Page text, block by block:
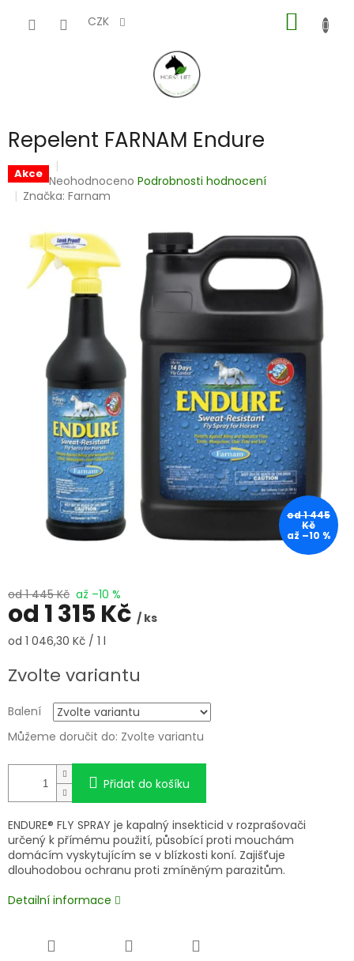
CZK
KOŠÍK
Repelent FARNAM Endure
Akce Průměrné
hodnocení
0,0
z
5
hvězdiček.
Neohodnoceno Podrobnosti hodnocení
Značka:Farnam
od 1 445
Kč
až –10 %
od 1 445 Kč až –10 %
od 1 315 Kč / ks
Měrná
od 1 046,30 Kč / 1 l
Zvolte variantu
Balení
Můžeme doručit do: Zvolte variantu
Přidat do košíku
ENDURE® FLY SPRAY je kapalný insekticid v rozprašovači
určený k přímému použití, působící proti mouchám
domácím vyskytujícím se v blízkosti koní. Zajišťuje
dlouhodobou ochranu proti zmíněným parazitům.
Detailní informace